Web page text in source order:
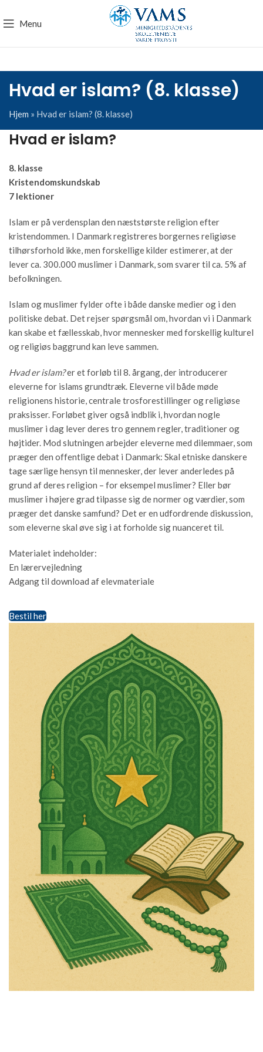
Menu
Hvad er islam? (8. klasse)
Hjem » Hvad er islam? (8. klasse)
Hvad er islam?
8. klasse
Kristendomskundskab
7 lektioner
Islam er på verdensplan den næststørste religion efter
kristendommen. I Danmark registreres borgernes religiøse
tilhørsforhold ikke, men forskellige kilder estimerer, at der
lever ca. 300.000 muslimer i Danmark, som svarer til ca. 5% af
befolkningen.
Islam og muslimer fylder ofte i både danske medier og i den
politiske debat. Det rejser spørgsmål om, hvordan vi i Danmark
kan skabe et fællesskab, hvor mennesker med forskellig kulturel
og religiøs baggrund kan leve sammen.
Hvad er islam?er et forløb til 8. årgang, der introducerer
eleverne for islams grundtræk. Eleverne vil både møde
religionens historie, centrale trosforestillinger og religiøse
praksisser. Forløbet giver også indblik i, hvordan nogle
muslimer i dag lever deres tro gennem regler, traditioner og
højtider. Mod slutningen arbejder eleverne med dilemmaer, som
præger den offentlige debat i Danmark: Skal etniske danskere
tage særlige hensyn til mennesker, der lever anderledes på
grund af deres religion – for eksempel muslimer? Eller bør
muslimer i højere grad tilpasse sig de normer og værdier, som
præger det danske samfund? Det er en udfordrende diskussion,
som eleverne skal øve sig i at forholde sig nuanceret til.
Materialet indeholder:
En lærervejledning
Adgang til download af elevmateriale
Bestil her